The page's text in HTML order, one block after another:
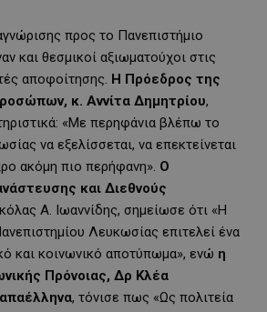
προς το Πανεπιστήμιο
και θεσμικοί αξιωματούχοι στις
αποφοίτησης. Η Πρόεδρος της
κ. Αννίτα Δημητρίου,
«Με περηφάνια βλέπω το
να εξελίσσεται, να επεκτείνεται
ακόμη πιο περήφανη». Ο
και Διεθνούς
Α. Ιωαννίδης, σημείωσε ότι «Η
Λευκωσίας επιτελεί ένα
και κοινωνικό αποτύπωμα», ενώ η
Πρόνοιας, Δρ Κλέα
, τόνισε πως «Ως πολιτεία